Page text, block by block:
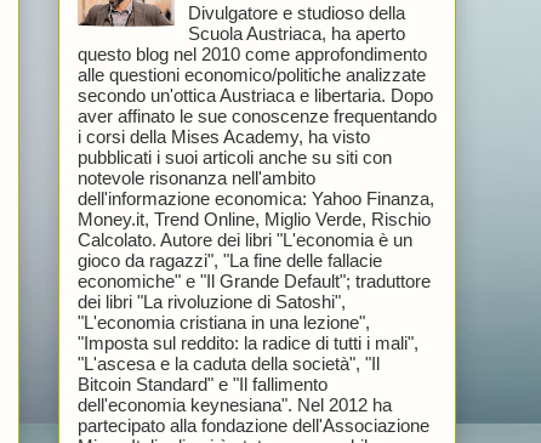
Divulgatore e studioso della
Scuola Austriaca, ha aperto
questo blog nel 2010 come approfondimento
alle questioni economico/politiche analizzate
secondo un'ottica Austriaca e libertaria. Dopo
aver affinato le sue conoscenze frequentando
i corsi della Mises Academy, ha visto
pubblicati i suoi articoli anche su siti con
notevole risonanza nell'ambito
dell'informazione economica: Yahoo Finanza,
Money.it, Trend Online, Miglio Verde, Rischio
Calcolato. Autore dei libri "L'economia è un
gioco da ragazzi", "La fine delle fallacie
economiche" e "Il Grande Default"; traduttore
dei libri "La rivoluzione di Satoshi",
"L'economia cristiana in una lezione",
"Imposta sul reddito: la radice di tutti i mali",
"L'ascesa e la caduta della società", "Il
Bitcoin Standard" e "Il fallimento
dell'economia keynesiana". Nel 2012 ha
partecipato alla fondazione dell'Associazione